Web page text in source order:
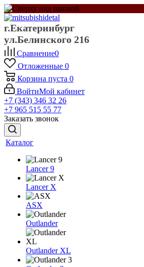
г.Екатеринбург
ул.Белинского 216
Сравнение0
Отложенные 0
Корзина пуста 0
ВойтиМой кабинет
+7 (343) 346 32 26
+7 965 515 55 77
Заказать звонок
Каталог
Lancer 9
Lancer X
ASX
Outlander
Outlander XL